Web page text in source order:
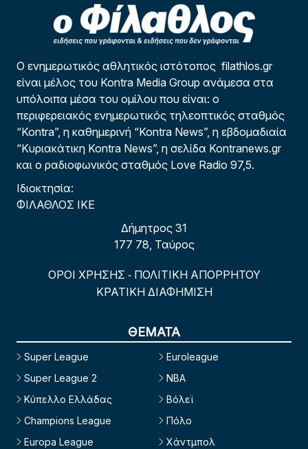
Ο ενημερωτικός αθλητικός ιστότοπος filathlos.gr
είναι μέλος του Kontra Media Group ανάμεσα στα
υπόλοιπα μέσα του ομίλου που είναι: ο
περιφερειακός ενημερωτικός τηλεοπτικός σταθμός
“Kontra”, η καθημερινή “Kontra News”, η εβδομαδιαία
“Κυριακάτικη Kontra News”, η σελίδα Kontranews.gr
και ο ραδιοφωνικός σταθμός Love Radio 97,5.
Ιδιοκτησία:
ΦΙΛΑΘΛΟΣ ΙΚΕ
Δήμητρος 31
177 78, Ταύρος
ΟΡΟΙ ΧΡΗΣΗΣ - ΠΟΛΙΤΙΚΗ ΑΠΟΡΡΗΤΟΥ
ΚΡΑΤΙΚΗ ΔΙΑΦΗΜΙΣΗ
ΘΕΜΑΤΑ
Super League
Super League 2
Κύπελλο Ελλάδας
Champions League
Europa League
Euroleague
NBA
Βόλεϊ
Πόλο
Χάντμπολ